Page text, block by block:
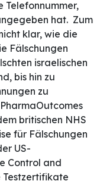
Telefonnummer,
hat. Zum
klar, wie die
Fälschungen
israelischen
bis hin zu
zu
britischen NHS
für Fälschungen
US-
Control and
Testzertifikate